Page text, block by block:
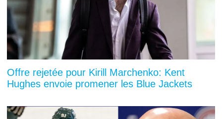
Offre rejetée pour Kirill Marchenko: Kent
Hughes envoie promener les Blue Jackets